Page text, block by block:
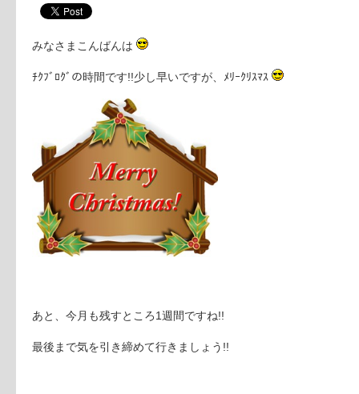
みなさまこんばんは
ﾁｸﾌﾞﾛｸﾞの時間です!!少し早いですが、ﾒﾘｰｸﾘｽﾏｽ
あと、今月も残すところ1週間ですね!!
最後まで気を引き締めて行きましょう!!